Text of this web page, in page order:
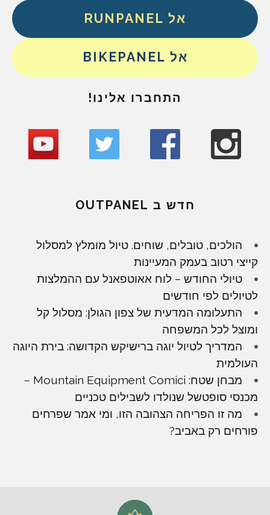
אל RUNPANEL
אל BIKEPANEL
התחברו אלינו!
חדש ב OUTPANEL
הולכים, טובלים, שוחים. טיול מומלץ למסלול
קייצי רטוב בעמק המעיינות
טיולי החודש – לוח אאוטפאנל עם ההמלצות
לטיולים לפי חודשים
התעלומה המדעית של צפון הגולן: מסלול קל
ומוצל לכל המשפחה
המדריך לטיול יוגה ברישיקש הקדושה: בירת היוגה
העולמית
מבחן שטח: Mountain Equipment Comici –
מכנסי סופטשל שנולדו לשבילים טכניים
מה זו הפריחה הצהובה הזו, ומי אמר שפרחים
פורחים רק באביב?